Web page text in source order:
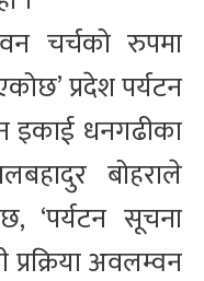
चर्चको रुपमा
प्रदेश पर्यटन
इकाई धनगढीका
बोहराले
‘पर्यटन सूचना
अवलम्वन